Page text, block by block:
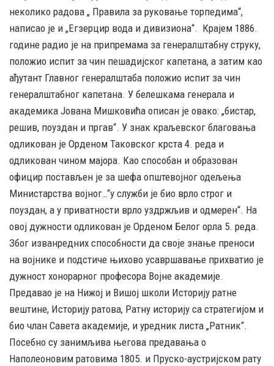
неколико радова „ Правила за руковање торпедима“,
написао је и „Егзерцир вода и дивизиона“. Крајем 1886.
године радио је на припремама за генералштабну струку,
положио испит за чин пешадијског капетана, а затим као
ађутант Главног генералштаба положио испит за чин
генералштабног капетана. У белешкама генерала и
академика Јована Мишковића описан је овако: „бистар,
решив, поуздан и пргав“. У знак краљевског благовања
одликован је Орденом Таковског крста 4. реда и
одликован чином мајора. Као способан и образован
официр постављен је за шефа општевојног одељења
Министарства војног…“у служби је био врло строг и
поуздан, а у приватности врло уздржљив и одмерен“. На
овој дужности одликован је Орденом Белог орла 5. реда.
Због изванредних способности да своје знање преноси
на војнике и подстиче њихово усавршавање прихватио је
дужност хонорарног професора Војне академије.
Предавао је на Нижој и Вишој школи Историју ратне
вештине, Историју ратова, Ратну историју са стратегијом и
био члан Савета академије, и уредник листа „Ратник“.
Посебно су занимљива његова предавања о
Наполеоновим ратовима 1805. и Пруско-аустријском рату